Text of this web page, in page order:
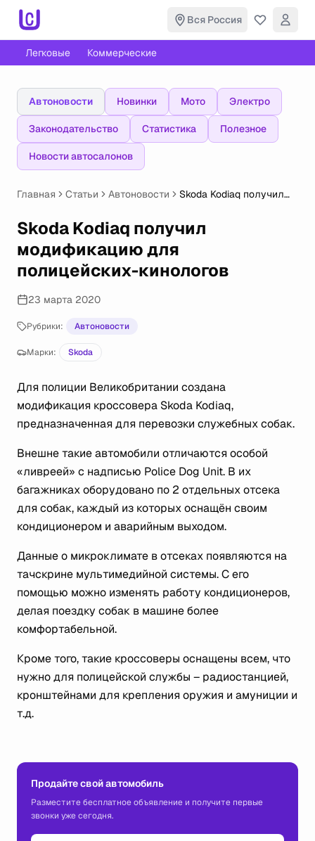
Вся Россия
Легковые Коммерческие
Автоновости Новинки Мото Электро
Законодательство Статистика Полезное
Новости автосалонов
Главная Статьи Автоновости
Skoda Kodiaq получил
полицейских-кинологов
Skoda Kodiaq получил
модификацию для
полицейских-кинологов
23 марта 2020
Рубрики: Автоновости
Марки: Skoda
Для полиции Великобритании создана
модификация кроссовера Skoda Kodiaq,
предназначенная для перевозки служебных собак.
Внешне такие автомобили отличаются особой
«ливреей» с надписью Рolice Dog Unit. В их
багажниках оборудовано по 2 отдельных отсека
для собак, каждый из которых оснащён своим
кондиционером и аварийным выходом.
Данные о микроклимате в отсеках появляются на
тачскрине мультимедийной системы. С его
помощью можно изменять работу кондиционеров,
делая поездку собак в машине более
комфортабельной.
Кроме того, такие кроссоверы оснащены всем, что
нужно для полицейской службы – радиостанцией,
кронштейнами для крепления оружия и амуниции и
т.д.
Продайте свой автомобиль
Разместите бесплатное объявление и получите первые
звонки уже сегодня.